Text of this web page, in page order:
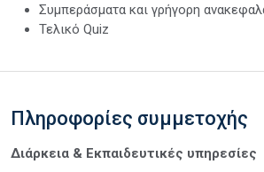
Συμπεράσματα και γρήγορη
Τελικό Quiz
Πληροφορίες συμμετοχής
Διάρκεια & Εκπαιδευτικές υπηρεσίες